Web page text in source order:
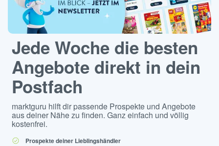
Jede Woche die besten
Angebote direkt in dein
Postfach
marktguru hilft dir passende Prospekte und Angebote
aus deiner Nähe zu finden. Ganz einfach und völlig
kostenfrei.
Prospekte deiner Lieblingshändler